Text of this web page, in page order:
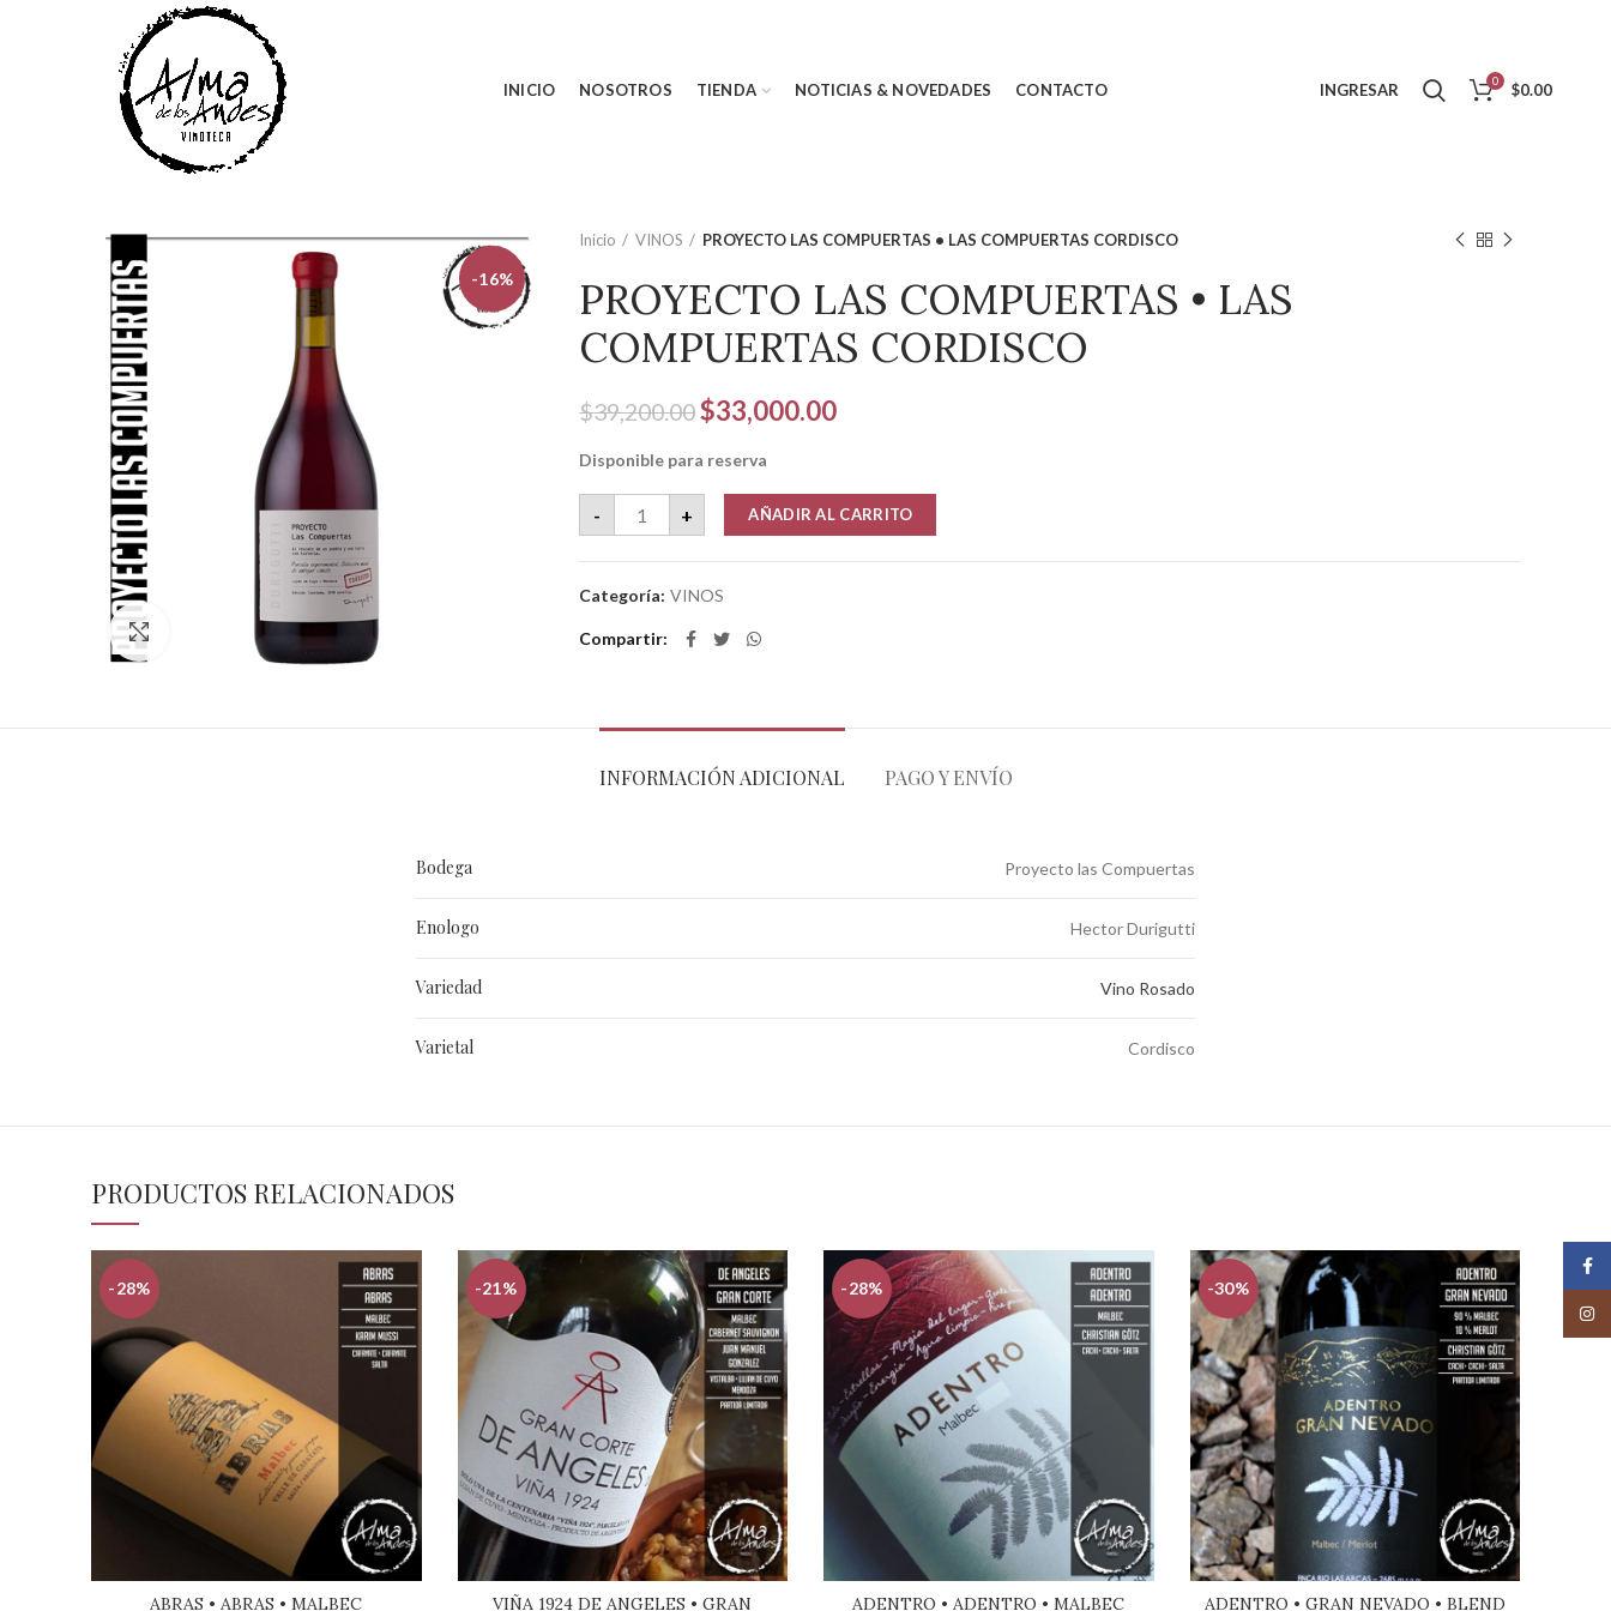
INICIO NOSOTROS TIENDA NOTICIAS & NOVEDADES CONTACTO INGRESAR 0 $0.00
-16%
Clic para ampliar
Inicio VINOS PROYECTO LAS COMPUERTAS • LAS COMPUERTAS CORDISCO
PROYECTO LAS COMPUERTAS • LAS
COMPUERTAS CORDISCO
$39,200.00El
original
era:
$39,200.00.
$33,000.00El
es:
$33,000.00.
Disponible para reserva
-
PROYECTO LAS COMPUERTAS • LAS COMPUERTAS CORDISCO cantidad
+ AÑADIR AL CARRITO
Categoría: VINOS
Compartir
INFORMACIÓN ADICIONAL PAGO Y ENVÍO
Bodega Proyecto las Compuertas
Enologo Hector Durigutti
Variedad Vino Rosado
Varietal Cordisco
PRODUCTOS RELACIONADOS
-28%
ABRAS • ABRAS • MALBEC
-21%
VIÑA 1924 DE ANGELES • GRAN
-28%
ADENTRO • ADENTRO • MALBEC
-30%
ADENTRO • GRAN NEVADO • BLEND
-